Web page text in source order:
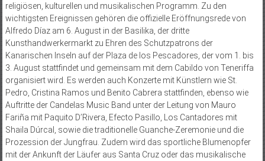
religiösen, kulturellen und musikalischen Programm. Zu den
wichtigsten Ereignissen gehören die offizielle Eröffnungsrede von
Alfredo Díaz am 6. August in der Basilika, der dritte
Kunsthandwerkermarkt zu Ehren des Schutzpatrons der
Kanarischen Inseln auf der Plaza de los Pescadores, der vom 1. bis
3. August stattfindet und gemeinsam mit dem Cabildo von Teneriffa
organisiert wird. Es werden auch Konzerte mit Künstlern wie St.
Pedro, Cristina Ramos und Benito Cabrera stattfinden, ebenso wie
Auftritte der Candelas Music Band unter der Leitung von Mauro
Fariña mit Paquito D’Rivera, Efecto Pasillo, Los Cantadores mit
Shaila Dúrcal, sowie die traditionelle Guanche-Zeremonie und die
Prozession der Jungfrau. Zudem wird das sportliche Blumenopfer
mit der Ankunft der Läufer aus Santa Cruz oder das musikalische